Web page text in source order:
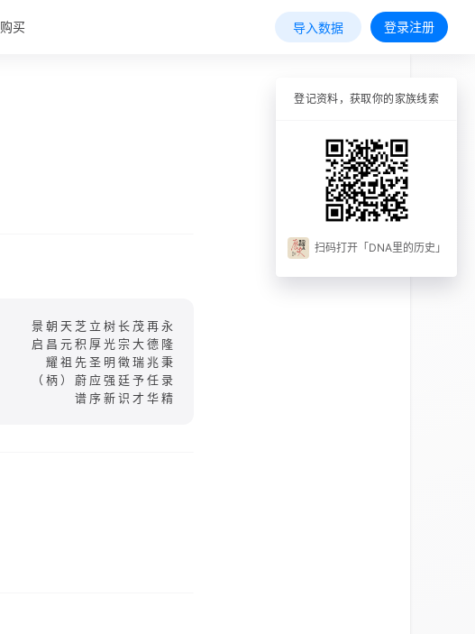
购买 导入数据 登录注册
景朝天芝立树长茂再永
启昌元积厚光宗大德隆
耀祖先圣明徵瑞兆秉
（柄）蔚应强廷予任录
谱序新识才华精
登记资料，获取你的家族线索
扫码打开「DNA里的历史」